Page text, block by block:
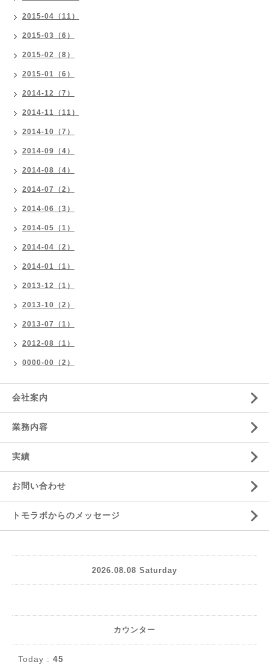
2015-04（11）
2015-03（6）
2015-02（8）
2015-01（6）
2014-12（7）
2014-11（11）
2014-10（7）
2014-09（4）
2014-08（4）
2014-07（2）
2014-06（3）
2014-05（1）
2014-04（2）
2014-01（1）
2013-12（1）
2013-10（2）
2013-07（1）
2012-08（1）
0000-00（2）
会社案内
業務内容
実績
お問い合わせ
トモラボからのメッセージ
2026.08.08 Saturday
カウンター
Today : 45